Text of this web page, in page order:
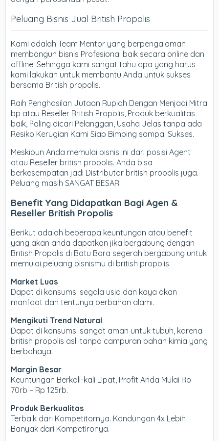
Peluang Bisnis Jual British Propolis
Kami adalah Team Mentor yang berpengalaman
membangun bisnis Profesional baik secara online dan
offline. Sehingga kami sangat tahu apa yang harus
kami lakukan untuk membantu Anda untuk sukses
bersama British propolis.
Raih Penghasilan Jutaan Rupiah Dengan Menjadi Mitra
bp atau Reseller British Propolis, Produk berkualitas
baik, Paling dicari Pelanggan, Usaha Jelas tanpa ada
Resiko Kerugian Kami Siap Bimbing sampai Sukses.
Meskipun Anda memulai bisnis ini dari posisi Agent
atau Reseller british propolis. Anda bisa
berkesempatan jadi Distributor british propolis juga.
Peluang masih SANGAT BESAR!
Benefit Yang Didapatkan Bagi Agen &
Reseller British Propolis
Berikut adalah beberapa keuntungan atau benefit
yang akan anda dapatkan jika bergabung dengan
British Propolis di Batu Bara segerah bergabung untuk
memulai peluang bisnismu di british propolis.
Market Luas
Dapat di konsumsi segala usia dan kaya akan
manfaat dan tentunya berbahan alami.
Mengikuti Trend Natural
Dapat di konsumsi sangat aman untuk tubuh, karena
british propolis asli tanpa campuran bahan kimia yang
berbahaya.
Margin Besar
Keuntungan Berkali-kali Lipat, Profit Anda Mulai Rp
70rb – Rp 125rb.
Produk Berkualitas
Terbaik dari Kompetitornya. Kandungan 4x Lebih
Banyak dari Kompetironya.